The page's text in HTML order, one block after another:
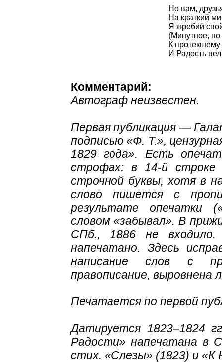
Но вам,
На краткий
Я жребий
(Минутное, но
К
И Радость
Комментарий:
Автограф неизвестен.
Первая публикация —
подписью «Ф. Т.»,
1829 года». Есть
строфах: в 14-й строке
строчной буквы, хотя в
слово пишется с
результате опечатки
словом «забывал». В
СПб., 1886 не
напечатано. Здесь
написание слов с
правописание, выровнена
Печатается по первой
Датируется 1823–1824
Радости» напечатана в
стих. «Слезы» (1823) и «К